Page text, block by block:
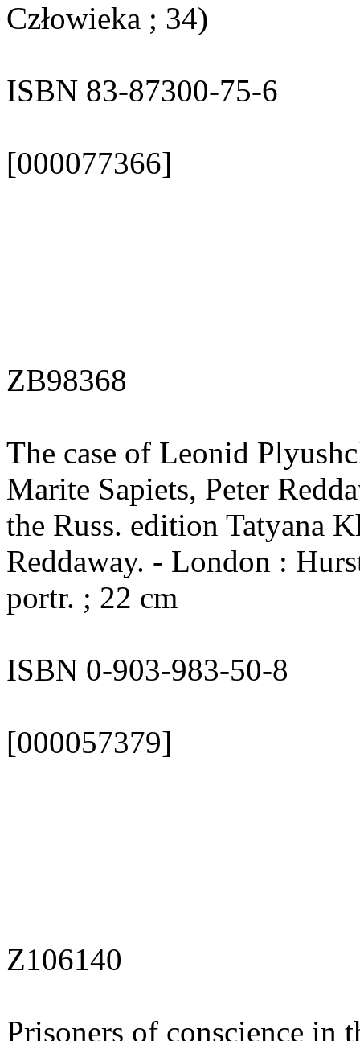
Człowieka ; 34)
ISBN 83-87300-75-6
[000077366]
ZB98368
The case of Leonid
Marite Sapiets, Peter
the Russ. edition Tatyana
Reddaway. - London :
portr. ; 22 cm
ISBN 0-903-983-50-8
[000057379]
Z106140
Prisoners of conscience in